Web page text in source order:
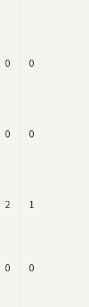
0 0
0 0
2 1
0 0